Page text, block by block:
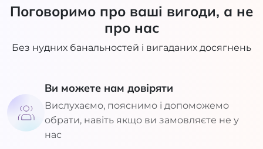
Поговоримо про ваші вигоди, а не
про нас
Без нудних банальностей і вигаданих досягнень
Ви можете нам довіряти
Вислухаємо, пояснимо і допоможемо
обрати, навіть якщо ви замовляєте не у
нас